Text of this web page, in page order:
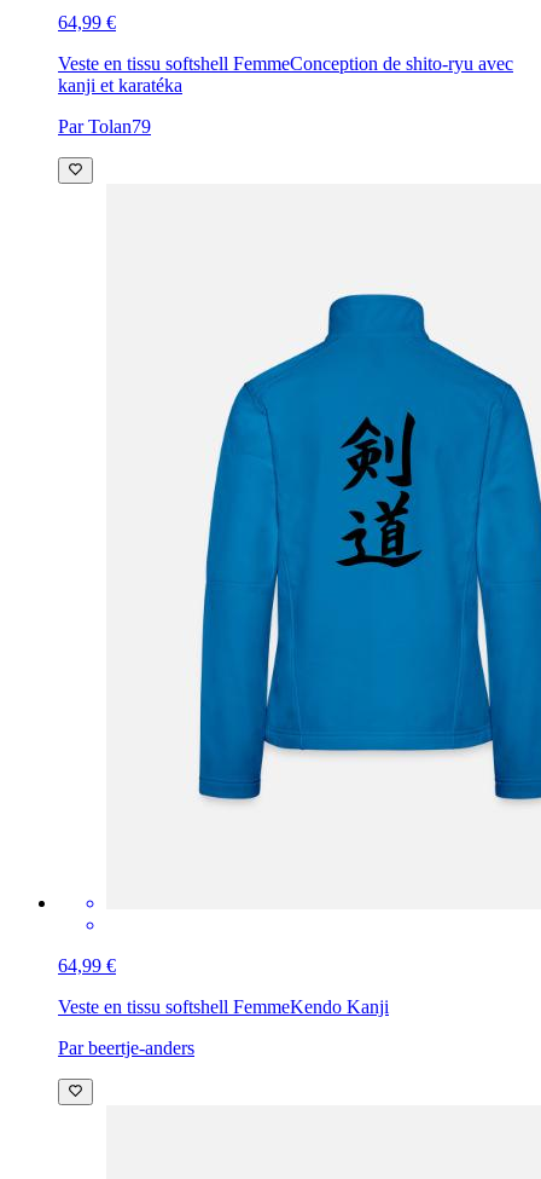
64,99 €
Veste en tissu softshell FemmeConception de shito-ryu avec
kanji et karatéka
Par Tolan79
64,99 €
Veste en tissu softshell FemmeKendo Kanji
Par beertje-anders